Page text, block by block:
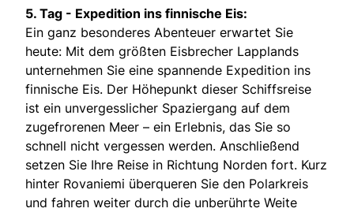
5. Tag - Expedition ins finnische Eis:
Ein ganz besonderes Abenteuer erwartet Sie
heute: Mit dem größten Eisbrecher Lapplands
unternehmen Sie eine spannende Expedition ins
finnische Eis. Der Höhepunkt dieser Schiffsreise
ist ein unvergesslicher Spaziergang auf dem
zugefrorenen Meer – ein Erlebnis, das Sie so
schnell nicht vergessen werden. Anschließend
setzen Sie Ihre Reise in Richtung Norden fort. Kurz
hinter Rovaniemi überqueren Sie den Polarkreis
und fahren weiter durch die unberührte Weite